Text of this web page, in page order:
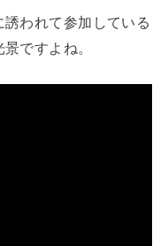
われて参加している
ですよね。